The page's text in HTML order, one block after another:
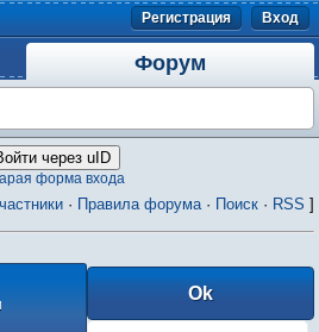
Регистрация Вход
Форум
через uID
форма входа
· Правила форума· Поиск · RSS ]